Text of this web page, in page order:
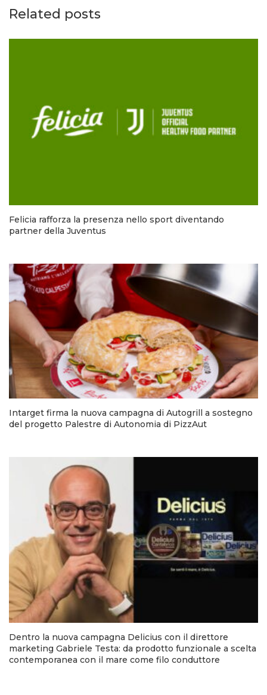
Related posts
Felicia rafforza la presenza nello sport diventando
partner della Juventus
Intarget firma la nuova campagna di Autogrill a sostegno
del progetto Palestre di Autonomia di PizzAut
Dentro la nuova campagna Delicius con il direttore
marketing Gabriele Testa: da prodotto funzionale a scelta
contemporanea con il mare come filo conduttore